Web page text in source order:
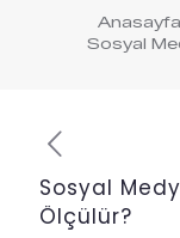
Anasayfa
Sosyal
Sosyal
Ölçülür?